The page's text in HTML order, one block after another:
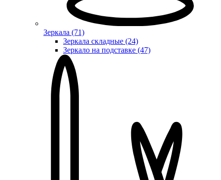
Зеркала (71)
Зеркала складные (24)
Зеркало на подставке (47)